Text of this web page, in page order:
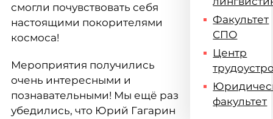
смогли почувствовать себя
настоящими покорителями
космоса!
Мероприятия получились
очень интересными и
познавательными! Мы ещё раз
убедились, что Юрий Гагарин
Факультет
СПО
Центр
факультет